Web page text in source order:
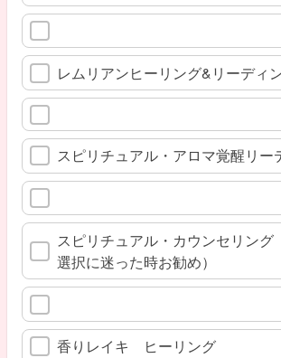
レムリアンヒーリング&リーディ
スピリチュアル・アロマ覚醒リ
スピリチュアル・カウンセリング
選択に迷った時お勧め）
香りレイキ ヒーリング